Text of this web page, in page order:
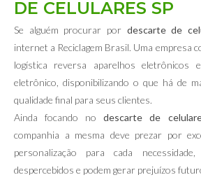
DE CELULARES SP
Se alguém procurar por descarte de
internet a Reciclagem Brasil. Uma empresa
logística reversa aparelhos eletrônicos
eletrônico, disponibilizando o que há de
qualidade final para seus clientes.
Ainda focando nodescarte de
companhia a mesma deve prezar por
personalização para cada
despercebidos e podem gerar prejuízos